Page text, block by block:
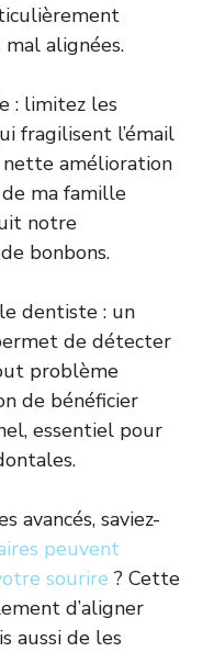
alignées.
: limitez les
fragilisent l’émail
nette amélioration
ma famille
notre
bonbons.
dentiste : un
de détecter
problème
de bénéficier
essentiel pour
avancés, saviez-
peuvent
sourire ? Cette
d’aligner
aussi de les